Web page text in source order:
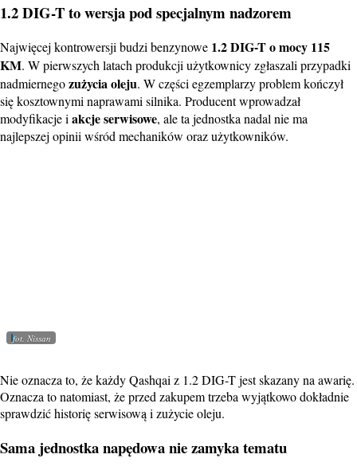
1.2 DIG-T to wersja pod specjalnym nadzorem
Najwięcej kontrowersji budzi benzynowe 1.2 DIG-T o mocy 115
KM. W pierwszych latach produkcji użytkownicy zgłaszali przypadki
nadmiernegozużycia oleju. W części egzemplarzy problem kończył
się kosztownymi naprawami silnika. Producent wprowadzał
modyfikacje iakcje serwisowe, ale ta jednostka nadal nie ma
najlepszej opinii wśród mechaników oraz użytkowników.
fot. Nissan
Nie oznacza to, że każdy Qashqai z 1.2 DIG-T jest skazany na awarię.
Oznacza to natomiast, że przed zakupem trzeba wyjątkowo dokładnie
sprawdzić historię serwisową i zużycie oleju.
Sama jednostka napędowa nie zamyka tematu